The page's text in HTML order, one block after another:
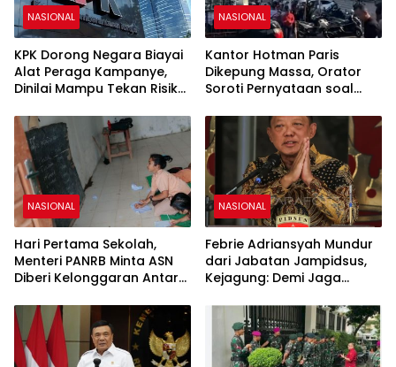
NASIONAL
KPK Dorong Negara Biayai
Alat Peraga Kampanye,
Dinilai Mampu Tekan Risiko
NASIONAL
Kantor Hotman Paris
Dikepung Massa, Orator
Soroti Pernyataan soal
NASIONAL
Hari Pertama Sekolah,
Menteri PANRB Minta ASN
Diberi Kelonggaran Antar
NASIONAL
Febrie Adriansyah Mundur
dari Jabatan Jampidsus,
Kejagung: Demi Jaga
Hukum